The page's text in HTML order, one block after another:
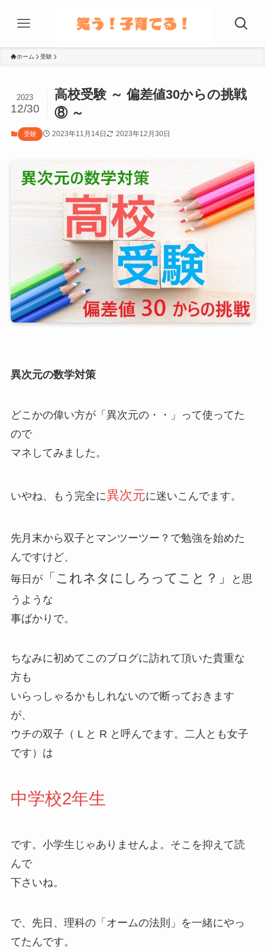
ホーム 受験
高校受験 ～ 偏差値30からの挑戦
⑧ ～
2023
12/30
受験 2023年11月14日 2023年12月30日
異次元の数学対策
どこかの偉い方が「異次元の・・」って使ってた
ので
マネしてみました。
いやね、もう完全に異次元に迷いこんでます。
先月末から双子とマンツーツー？で勉強を始めた
んですけど、
毎日が「これネタにしろってこと？」
と思
うような
事ばかりで。
ちなみに初めてこのブログに訪れて頂いた貴重な
方も
いらっしゃるかもしれないので断っておきます
が、
ウチの双子 （ L と R と呼んでます。二人とも女子
です） は
中学校2年生
です。小学生じゃありませんよ。そこを抑えて読
んで
下さいね。
で、先日、理科の「オームの法則」を一緒にやっ
てたんです。